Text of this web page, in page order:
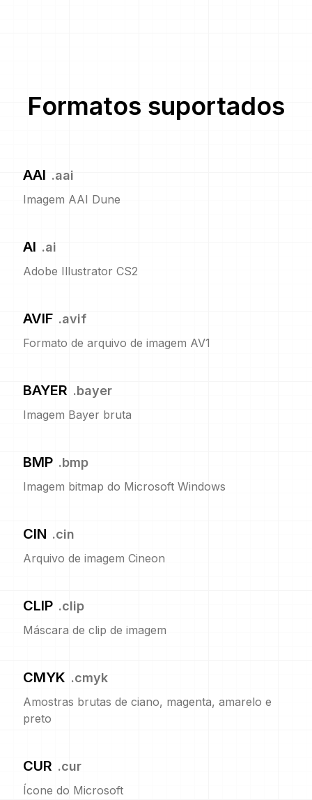
Formatos suportados
AAI .aai
Imagem AAI Dune
AI .ai
Adobe Illustrator CS2
AVIF .avif
Formato de arquivo de imagem AV1
BAYER .bayer
Imagem Bayer bruta
BMP .bmp
Imagem bitmap do Microsoft Windows
CIN .cin
Arquivo de imagem Cineon
CLIP .clip
Máscara de clip de imagem
CMYK .cmyk
Amostras brutas de ciano, magenta, amarelo e
preto
CUR .cur
Ícone do Microsoft